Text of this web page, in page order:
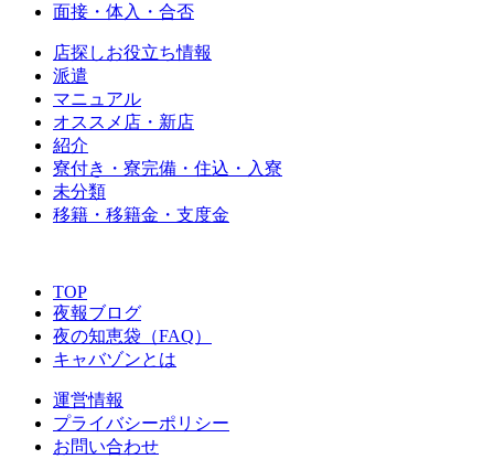
面接・体入・合否
店探しお役立ち情報
派遣
マニュアル
オススメ店・新店
紹介
寮付き・寮完備・住込・入寮
未分類
移籍・移籍金・支度金
TOP
夜報ブログ
夜の知恵袋（FAQ）
キャバゾンとは
運営情報
プライバシーポリシー
お問い合わせ